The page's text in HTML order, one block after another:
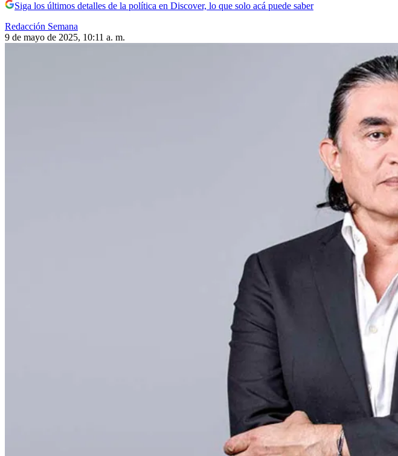
Siga los últimos detalles de la política en Discover, lo que solo acá puede saber
Redacción Semana
9 de mayo de 2025, 10:11 a. m.